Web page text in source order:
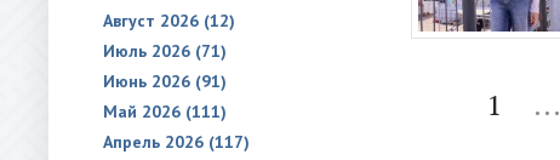
Август 2026 (12)
Июль 2026 (71)
Июнь 2026 (91)
Май 2026 (111)
Апрель 2026 (117)
1 ...